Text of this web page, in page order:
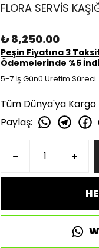
FLORA SERVİS
₺ 8,250.00
Peşin Fiyatına 3
Ödemelerinde %5
5-7 İş Günü Üretim Süreci
Tüm Dünya'ya Kargo
Paylaş: